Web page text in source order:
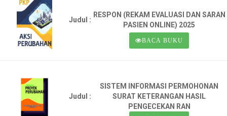
Judul :
RESPON (REKAM EVALUASI DAN SARAN
PASIEN ONLINE) 2025
BACA BUKU
Judul :
SISTEM INFORMASI PERMOHONAN
SURAT KETERANGAN HASIL
PENGECEKAN RAN